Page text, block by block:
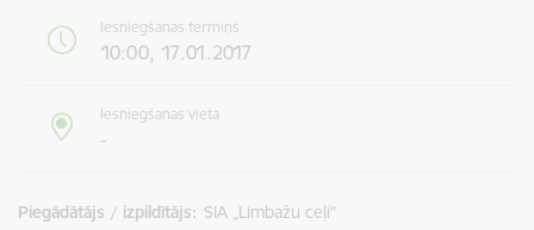
Iesniegšanas termiņš
10:00, 17.01.2017
Iesniegšanas vieta
-
Piegādātājs / izpildītājs: SIA „Limbažu ceļi”